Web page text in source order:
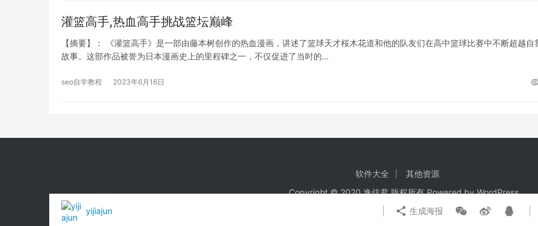
yijiajun 生成海报
灌篮高手,热血高手挑战篮坛巅峰
【摘要】： 《灌篮高手》是一部由藤本树创作的热血漫画，讲述了篮球天才桜木花道和他的队友们在高中篮球比赛中不断超越自
故事。这部作品被誉为日本漫画史上的里程碑之一，不仅促进了当时的…
seo自学教程 2023年6月16日
软件大全
其他资源
Copyright © 2020 逸佳君 版权所有 Powered byWordPress